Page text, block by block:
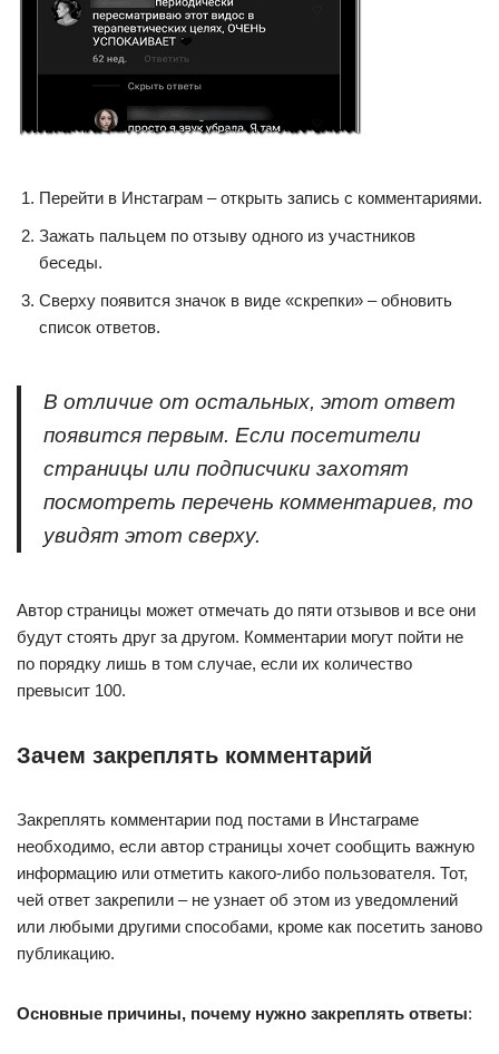
Перейти в Инстаграм – открыть запись с комментариями.
Зажать пальцем по отзыву одного из участников
беседы.
Сверху появится значок в виде «скрепки» – обновить
список ответов.
В отличие от остальных, этот ответ
появится первым. Если посетители
страницы или подписчики захотят
посмотреть перечень комментариев, то
увидят этот сверху.
Автор страницы может отмечать до пяти отзывов и все они
будут стоять друг за другом. Комментарии могут пойти не
по порядку лишь в том случае, если их количество
превысит 100.
Зачем закреплять комментарий
Закреплять комментарии под постами в Инстаграме
необходимо, если автор страницы хочет сообщить важную
информацию или отметить какого-либо пользователя. Тот,
чей ответ закрепили – не узнает об этом из уведомлений
или любыми другими способами, кроме как посетить заново
публикацию.
Основные причины, почему нужно закреплять ответы: